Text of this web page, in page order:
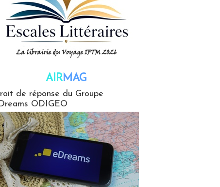
AIRMAG
de réponse du Groupe
ODIGEO